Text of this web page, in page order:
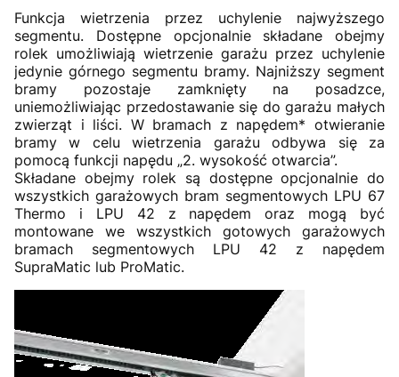
Funkcja wietrzenia przez uchylenie najwyższego
segmentu. Dostępne opcjonalnie składane obejmy
rolek umożliwiają wietrzenie garażu przez uchylenie
jedynie górnego segmentu bramy. Najniższy segment
bramy pozostaje zamknięty na posadzce,
uniemożliwiając przedostawanie się do garażu małych
zwierząt i liści. W bramach z napędem* otwieranie
bramy w celu wietrzenia garażu odbywa się za
pomocą funkcji napędu „2. wysokość otwarcia”.
Składane obejmy rolek są dostępne opcjonalnie do
wszystkich garażowych bram segmentowych LPU 67
Thermo i LPU 42 z napędem oraz mogą być
montowane we wszystkich gotowych garażowych
bramach segmentowych LPU 42 z napędem
SupraMatic lub ProMatic.